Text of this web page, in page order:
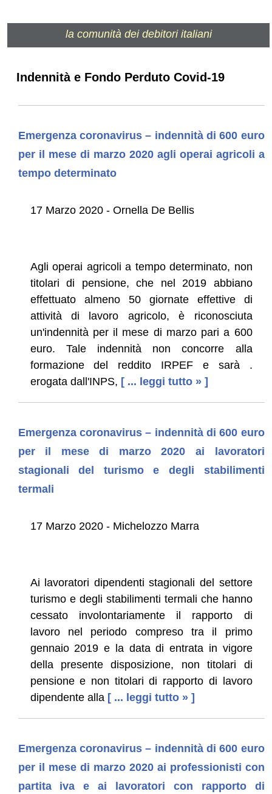
la comunità dei debitori italiani
Indennità e Fondo Perduto Covid-19
Emergenza coronavirus – indennità di 600 euro
per il mese di marzo 2020 agli operai agricoli a
tempo determinato
17 Marzo 2020 - Ornella De Bellis
Agli operai agricoli a tempo determinato, non
titolari di pensione, che nel 2019 abbiano
effettuato almeno 50 giornate effettive di
attività di lavoro agricolo, è riconosciuta
un'indennità per il mese di marzo pari a 600
euro. Tale indennità non concorre alla
formazione del reddito IRPEF e sarà .
erogata dall'INPS, [ ... leggi tutto » ]
Emergenza coronavirus – indennità di 600 euro
per il mese di marzo 2020 ai lavoratori
stagionali del turismo e degli stabilimenti
termali
17 Marzo 2020 - Michelozzo Marra
Ai lavoratori dipendenti stagionali del settore
turismo e degli stabilimenti termali che hanno
cessato involontariamente il rapporto di
lavoro nel periodo compreso tra il primo
gennaio 2019 e la data di entrata in vigore
della presente disposizione, non titolari di
pensione e non titolari di rapporto di lavoro
dipendente alla [ ... leggi tutto » ]
Emergenza coronavirus – indennità di 600 euro
per il mese di marzo 2020 ai professionisti con
partita iva e ai lavoratori con rapporto di